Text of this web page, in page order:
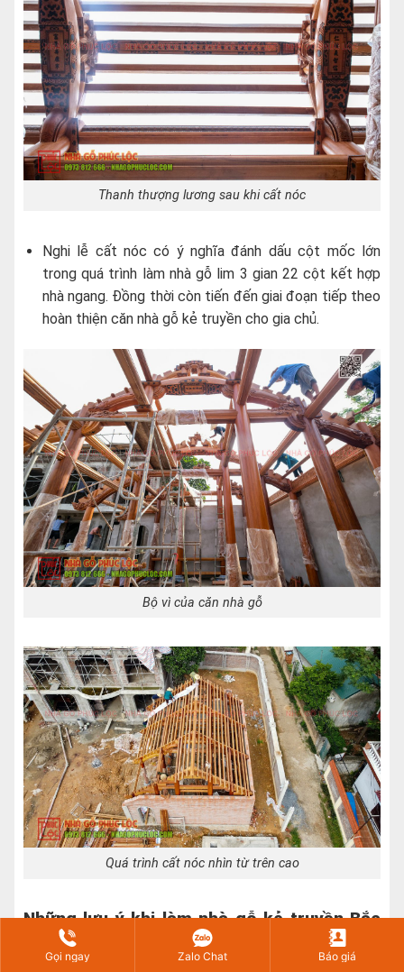
Thanh thượng lương sau khi cất nóc
Nghi lễ cất nóc có ý nghĩa đánh dấu cột mốc lớn
trong quá trình làm nhà gỗ lim 3 gian 22 cột kết hợp
nhà ngang. Đồng thời còn tiến đến giai đoạn tiếp theo
hoàn thiện căn nhà gỗ kẻ truyền cho gia chủ.
Bộ vì của căn nhà gỗ
Quá trình cất nóc nhìn từ trên cao
Những lưu ý khi làm nhà gỗ kẻ truyền Bắc
Gọi ngay Zalo Chat Báo giá